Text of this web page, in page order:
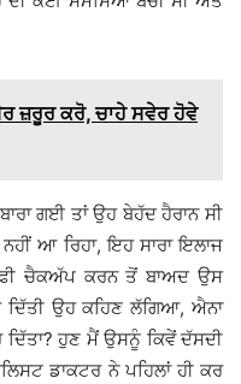
ਜ਼ਰੂਰ ਕਰੋ, ਚਾਹੇ ਸਵੇਰ ਹੋਵੇ
ਗਈ ਤਾਂ ਉਹ ਬੇਹੱਦ ਹੈਰਾਨ ਸੀ
ਆ ਰਿਹਾ, ਇਹ ਸਾਰਾ ਇਲਾਜ
ਚੈਕਅੱਪ ਕਰਨ ਤੋਂ ਬਾਅਦ ਉਸ
ਦਿੱਤੀ ਉਹ ਕਹਿਣ ਲੱਗਿਆ, ਐਨਾ
ਹੁਣ ਮੈਂ ਉਸਨੂੰ ਕਿਵੇਂ ਦੱਸਦੀ
ਡਾਕਟਰ ਨੇ ਪਹਿਲਾਂ ਹੀ ਕਰ